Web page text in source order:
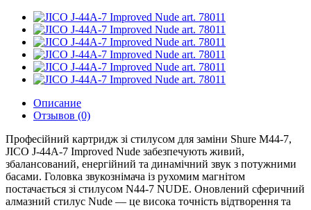
Описание
Отзывов (0)
Професійний картридж зі стилусом для заміни Shure M44-7,
JICO J-44A-7 Improved Nude забезпечують живий,
збалансований, енергійний та динамічний звук з потужними
басами. Головка звукознімача із рухомим магнітом
постачається зі стилусом N44-7 NUDE. Оновлений сферичний
алмазний стилус Nude — це висока точність відтворення та